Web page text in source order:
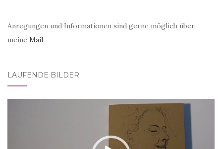
Anregungen und Informationen sind gerne möglich über
meine Mail
LAUFENDE BILDER